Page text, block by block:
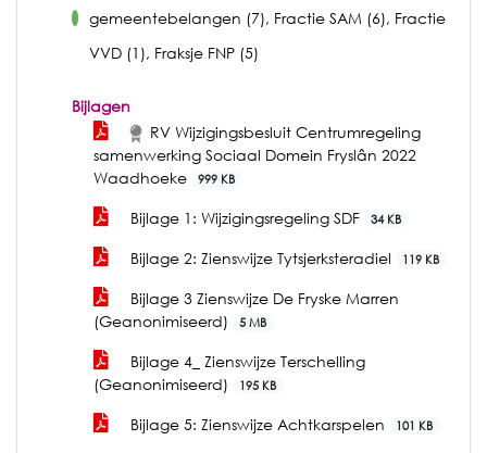
voor
gemeentebelangen (7), Fractie SAM (6), Fractie
VVD (1), Fraksje FNP (5)
Bijlagen
RV Wijzigingsbesluit Centrumregeling
samenwerking Sociaal Domein Fryslân 2022
Waadhoeke
999 KB
Bijlage 1: Wijzigingsregeling SDF 34 KB
Bijlage 2: Zienswijze Tytsjerksteradiel 119 KB
Bijlage 3 Zienswijze De Fryske Marren
(Geanonimiseerd)
5 MB
Bijlage 4_ Zienswijze Terschelling
(Geanonimiseerd)
195 KB
Bijlage 5: Zienswijze Achtkarspelen 101 KB